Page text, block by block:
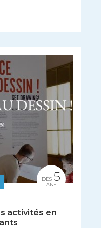
activités en
DÈS 5
ANS